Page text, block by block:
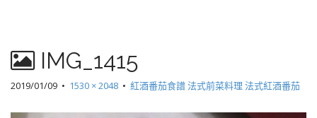
IMG_1415
2019/01/09 • 1530 × 2048 • 紅酒番茄食譜 法式前菜料理 法式紅酒番茄